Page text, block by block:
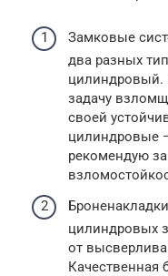
Замковые
два разных
цилиндровый.
задачу
своей
цилиндровые
рекомендую
цилиндровых
от
Качественная